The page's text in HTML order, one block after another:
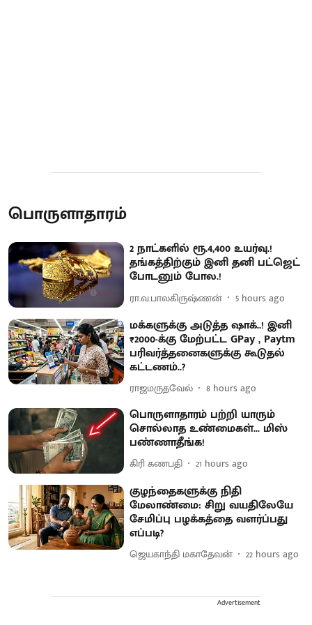
பொருளாதாரம்
2 நாட்களில் ரூ.4,400 உயர்வு.!
தங்கத்திற்கும் இனி தனி பட்ஜெட்
போடனும் போல.!
ரா.வ.பாலகிருஷ்ணன் 5 hours ago
மக்களுக்கு அடுத்த ஷாக்..! இனி
₹2000-க்கு மேற்பட்ட GPay , Paytm
பரிவர்த்தனைகளுக்கு கூடுதல்
கட்டணம்..?
ராஜமருதவேல் 8 hours ago
பொருளாதாரம் பற்றி யாரும்
சொல்லாத உண்மைகள்... மிஸ்
பண்ணாதீங்க!
கிரி கணபதி 21 hours ago
குழந்தைகளுக்கு நிதி
மேலாண்மை: சிறு வயதிலேயே
சேமிப்பு பழக்கத்தை வளர்ப்பது
எப்படி?
ஜெயகாந்தி மகாதேவன் 22 hours ago
Advertisement